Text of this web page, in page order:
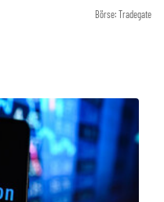
Börse: Tradegate